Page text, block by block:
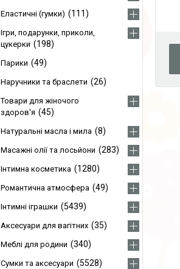
Еластичні (гумки) 111
Ігри, подарунки, приколи,
цукерки
198
Парики 49
Наручники та браслети 26
Товари для жіночого
здоров'я
45
Натуральні масла і мила 8
Масажні олії та лосьйони 283
Інтимна косметика 1280
Романтична атмосфера 49
Інтимні іграшки 5439
Аксесуари для вагітних 35
Меблі для родини 340
Сумки та аксесуари 5528